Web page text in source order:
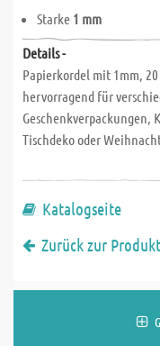
Starke 1 mm
Details -
Papierkordel mit 1mm,
hervorragend für
Geschenkverpackungen,
Tischdeko oder
Katalogseite
Zurück zur